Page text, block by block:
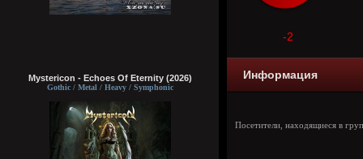
Mystericon - Echoes Of Eternity (2026)
Gothic / Metal / Heavy / Symphonic
-2
Информация
Посетители, находящиеся в